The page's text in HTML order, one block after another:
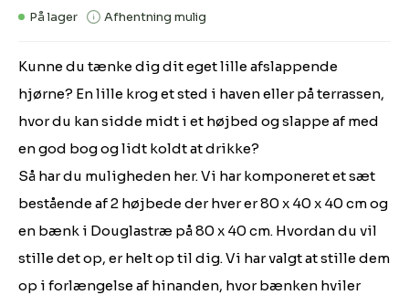
Kunne du tænke dig dit eget lille afslappende
hjørne? En lille krog et sted i haven eller på terrassen,
hvor du kan sidde midt i et højbed og slappe af med
en god bog og lidt koldt at drikke?
Så har du muligheden her. Vi har komponeret et sæt
bestående af 2 højbede der hver er 80 x 40 x 40 cm og
en bænk i Douglastræ på 80 x 40 cm. Hvordan du vil
stille det op, er helt op til dig. Vi har valgt at stille dem
op i forlængelse af hinanden, hvor bænken hviler
På lager Afhentning mulig